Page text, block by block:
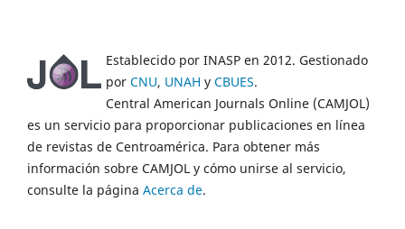
Establecido por INASP en 2012. Gestionado
por CNU, UNAH y CBUES.
Central American Journals Online (CAMJOL)
es un servicio para proporcionar publicaciones en línea
de revistas de Centroamérica. Para obtener más
información sobre CAMJOL y cómo unirse al servicio,
consulte la página Acerca de.